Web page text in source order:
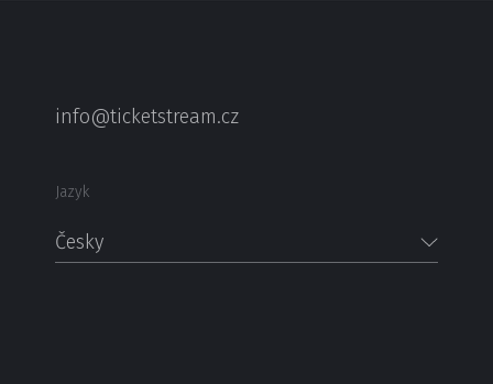
info@ticketstream.cz
Jazyk
Česky